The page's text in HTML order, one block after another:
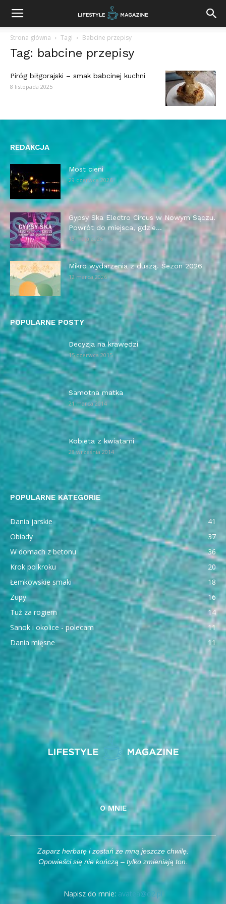
Strona główna Tagi Babcine przepisy
Tag: babcine przepisy
Piróg biłgorajski – smak babcinej kuchni
8 listopada 2025
REDAKCJA
Most cieni
29 czerwca 2026
Gypsy Ska Electro Circus w Nowym Sączu.
Powrót do miejsca, gdzie...
13 maja 2026
Mikro wydarzenia z duszą. Sezon 2026
12 marca 2026
POPULARNE POSTY
Decyzja na krawędzi
15 czerwca 2015
Samotna matka
21 marca 2014
Kobieta z kwiatami
28 września 2014
POPULARNE KATEGORIE
Dania jarskie
41
Obiady
37
W domach z betonu
36
Krok po kroku
20
Łemkowskie smaki
18
Zupy
16
Tuż za rogiem
14
Sanok i okolice - polecam
11
Dania mięsne
11
O MNIE
Zaparz herbatę i zostań ze mną jeszcze chwilę.
Opowieści się nie kończą – tylko zmieniają ton.
Napisz do mnie: avatea@o2.pl